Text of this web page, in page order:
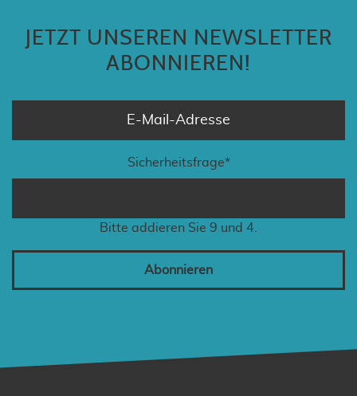
JETZT UNSEREN NEWSLETTER
ABONNIEREN!
Sicherheitsfrage*
Bitte addieren Sie 9 und 4.
Abonnieren